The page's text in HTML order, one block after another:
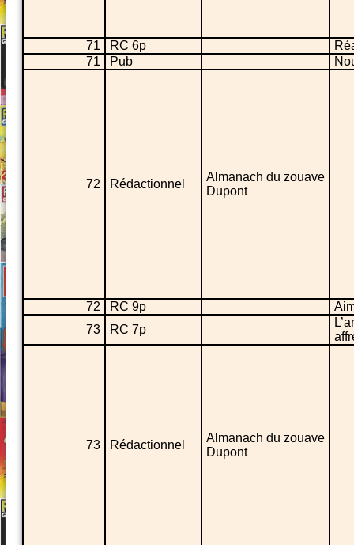
71 RC 6p
71
Pub
72 Rédactionnel
Almanach du zouave
Dupont
72 RC 9p
73
RC 7p
73 Rédactionnel
Almanach du zouave
Dupont